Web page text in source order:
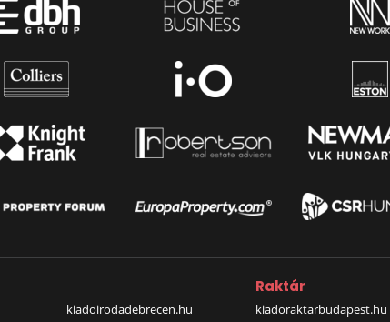
kiadoirodadebrecen.hu
Raktár
kiadoraktarbudapest.hu